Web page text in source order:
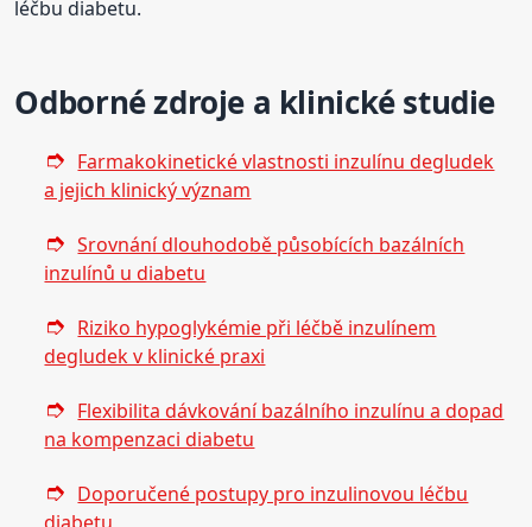
léčbu diabetu.
Odborné zdroje a klinické studie
Farmakokinetické vlastnosti inzulínu degludek
a jejich klinický význam
Srovnání dlouhodobě působících bazálních
inzulínů u diabetu
Riziko hypoglykémie při léčbě inzulínem
degludek v klinické praxi
Flexibilita dávkování bazálního inzulínu a dopad
na kompenzaci diabetu
Doporučené postupy pro inzulinovou léčbu